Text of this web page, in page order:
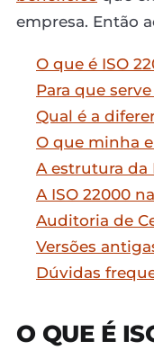
empresa. Então
O que é ISO
Para que
Qual é a
O que minha
A estrutura da
A ISO 22000
Auditoria de
Versões
Dúvidas
O QUE É